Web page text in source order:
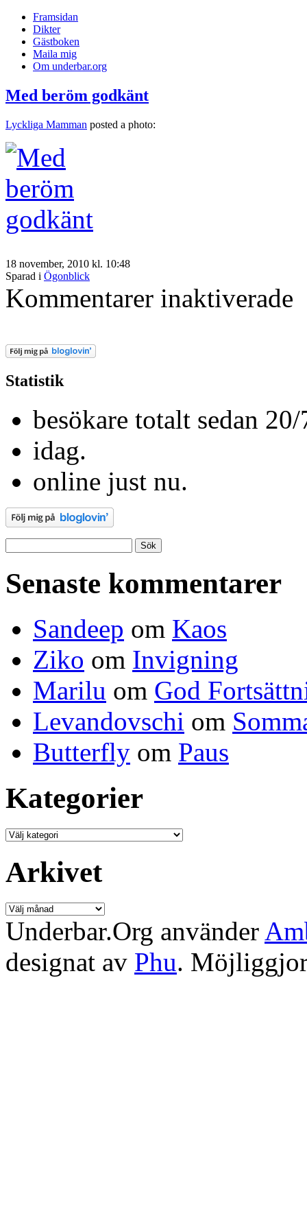
Framsidan
Dikter
Gästboken
Maila mig
Om underbar.org
Med beröm godkänt
Lyckliga Mamman posted a photo:
18 november, 2010 kl. 10:48
Sparad i Ögonblick
Kommentarer inaktiverade
Statistik
besökare totalt sedan
idag.
online just nu.
efter:
Senaste kommentarer
Sandeep om Kaos
Ziko om Invigning
Marilu om God
Levandovschi om
Butterfly om Paus
Kategorier
Kategorier
Arkivet
Arkivet
Underbar.Org använder
designat av Phu.